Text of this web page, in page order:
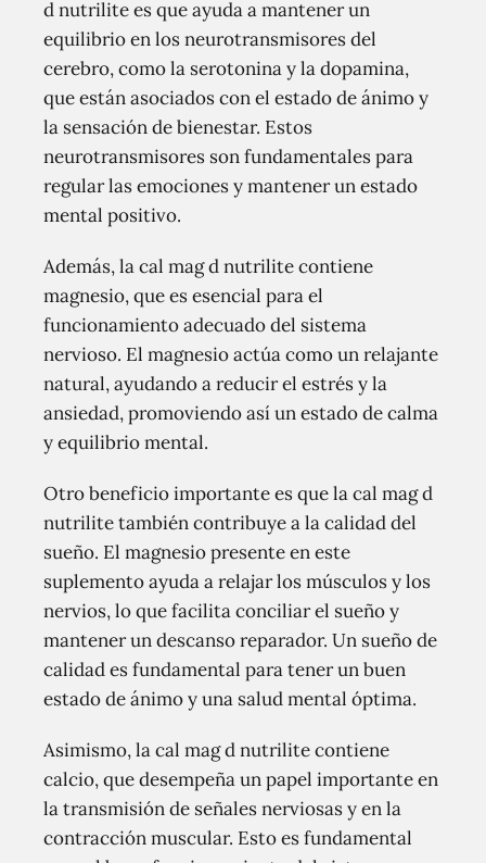
d nutrilite es que ayuda a mantener un
equilibrio en los neurotransmisores del
cerebro, como la serotonina y la dopamina,
que están asociados con el estado de ánimo y
la sensación de bienestar. Estos
neurotransmisores son fundamentales para
regular las emociones y mantener un estado
mental positivo.
Además, la cal mag d nutrilite contiene
magnesio, que es esencial para el
funcionamiento adecuado del sistema
nervioso. El magnesio actúa como un relajante
natural, ayudando a reducir el estrés y la
ansiedad, promoviendo así un estado de calma
y equilibrio mental.
Otro beneficio importante es que la cal mag d
nutrilite también contribuye a la calidad del
sueño. El magnesio presente en este
suplemento ayuda a relajar los músculos y los
nervios, lo que facilita conciliar el sueño y
mantener un descanso reparador. Un sueño de
calidad es fundamental para tener un buen
estado de ánimo y una salud mental óptima.
Asimismo, la cal mag d nutrilite contiene
calcio, que desempeña un papel importante en
la transmisión de señales nerviosas y en la
contracción muscular. Esto es fundamental